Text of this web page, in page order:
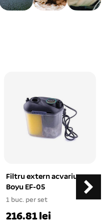
Filtru extern acvariu
Boyu EF-05
1 buc. per set
216.81 lei